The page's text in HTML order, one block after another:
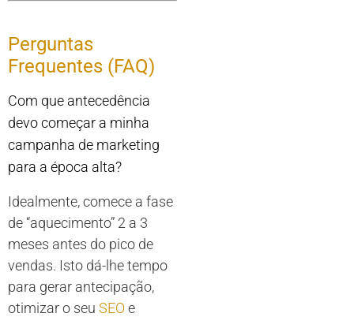
Perguntas
Frequentes (FAQ)
Com que antecedência
devo começar a minha
campanha de marketing
para a época alta?
Idealmente, comece a fase
de “aquecimento” 2 a 3
meses antes do pico de
vendas. Isto dá-lhe tempo
para gerar antecipação,
otimizar o seu SEO e